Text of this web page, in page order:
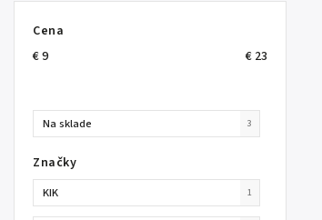
Cena
€9 € 23
Na sklade 3
Značky
KIK 1